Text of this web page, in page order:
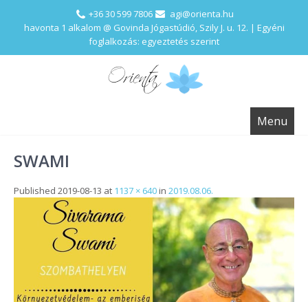
+36 30 599 7806
agi@orienta.hu
havonta 1 alkalom @ Govinda Jógastúdió, Szily J. u. 12. | Egyéni
foglalkozás: egyeztetés szerint
Menu
SWAMI
Published 2019-08-13 at 1137 × 640 in 2019.08.06.